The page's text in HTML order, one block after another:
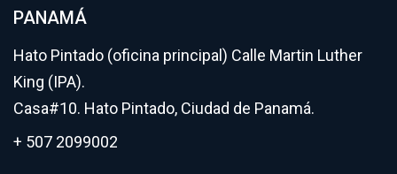
PANAMÁ
Hato Pintado (oficina principal) Calle Martin Luther
King (IPA).
Casa#10. Hato Pintado, Ciudad de Panamá.
+ 507 2099002